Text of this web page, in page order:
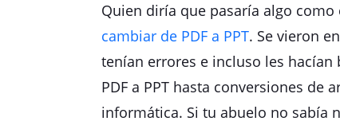
Quien diría que pasaría algo
cambiar de PDF a PPT. Se vieron
tenían errores e incluso les
PDF a PPT hasta conversiones de
informática. Si tu abuelo no sabía